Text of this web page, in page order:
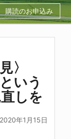
購読のお申込み
〉
いう
しを
2020年1月15日